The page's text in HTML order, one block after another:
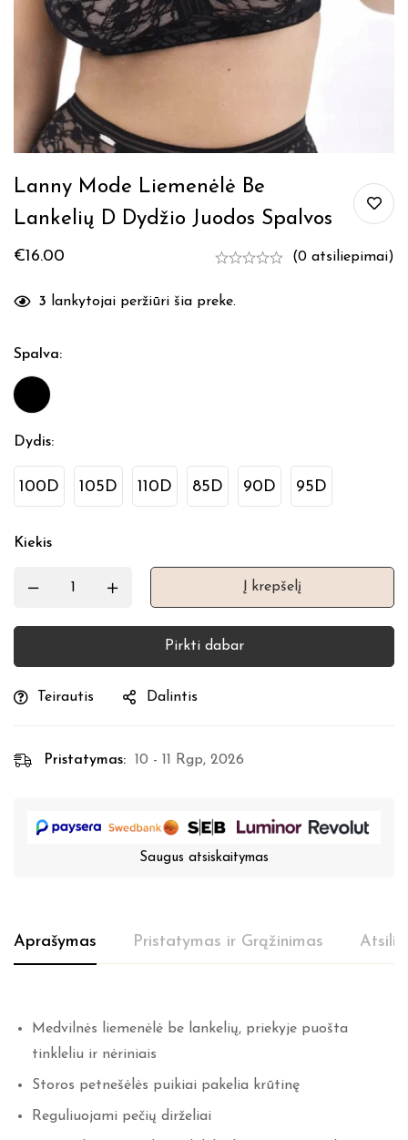
Lanny Mode Liemenėlė Be
Lankelių D Dydžio Juodos Spalvos
€16.00 (0 atsiliepimai)
3 lankytojai peržiūri šia preke.
Spalva:
Dydis:
100D 105D 110D 85D 90D 95D
Kiekis
Į krepšelį
Pirkti dabar
Teirautis Dalintis
Pristatymas: 10 - 11 Rgp, 2026
Saugus atsiskaitymas
Aprašymas Pristatymas ir Grąžinimas
Medvilnės liemenėlė be lankelių, priekyje puošta
tinkleliu ir nėriniais
Storos petnešėlės puikiai pakelia krūtinę
Reguliuojami pečių dirželiai